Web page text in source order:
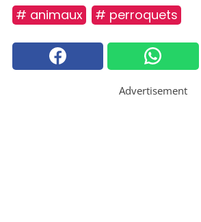
# animaux # perroquets
Advertisement